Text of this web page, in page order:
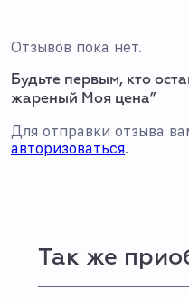
Отзывов пока нет.
Будьте первым, кто
жареный Моя цена”
Для отправки отзыва
авторизоваться.
Так же